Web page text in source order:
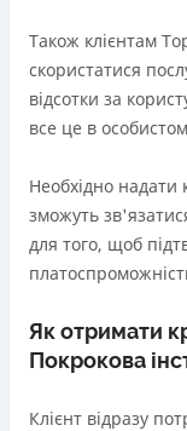
Також клієнтам
скористатися
відсотки за
все це в
Необхідно надати
зможуть
для того, щоб
Як отримати
Покрокова
Клієнт відразу